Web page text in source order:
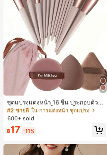
ชุดแปรงแต่งหน้า 16 ชิ้น ประกอบด้วยแ
ปรงแต่งหน้า 13 ชิ้น, ฟองน้ำแต่งหน้ารู
ปหยดน้ำ 1 ชิ้น, แปรงแป้งรองพื้นกลม 1
ชิ้น และฟองน้ำแต่งหน้ารูปสามเหลี่ยม
1 ชิ้น - ชุดคลาสสิก ทำจากขนสังเคราะ
ห์นุ่มและเป็นมิตรต่อผิว เหมาะสำหรับผู้
หญิงและเด็กผู้หญิง เหมาะสำหรับฤดูใบ
ไม้ร่วงและฤดูหนาว
#2 ขายดี ใน การแต่งหน้า ชุดแปรง
600+ sold
฿17 -11%